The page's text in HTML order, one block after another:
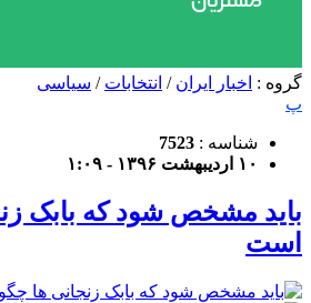
گروه : اخبار ایران / انتخابات / سیاسی
پ
شناسه : 7523
۱۰ اردیبهشت ۱۳۹۶ - ۱:۰۹
باید مشخص شود که بابک
است